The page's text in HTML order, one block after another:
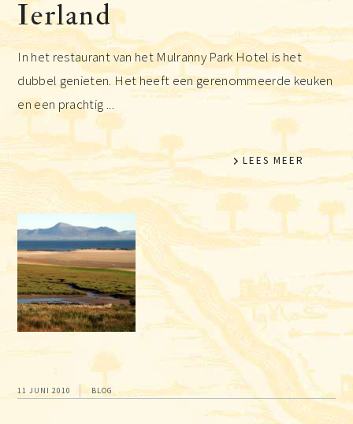
Ierland
In het restaurant van het Mulranny Park Hotel is het
dubbel genieten. Het heeft een gerenommeerde keuken
en een prachtig ...
LEES MEER
11 JUNI 2010 BLOG